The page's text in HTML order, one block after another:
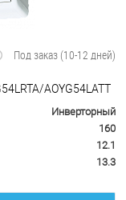
Под заказ (10-12 дней)
AOYG54LATT
Инверторный
160
12.1
13.3